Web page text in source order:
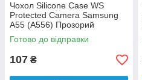
Чохол Silicone Case WS
Protected Camera Samsung
A55 (A556) Прозорий
Готово до відправки
107 ₴